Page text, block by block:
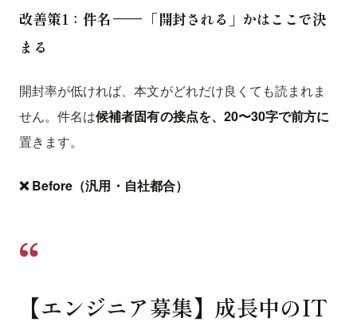
改善策1：件名 —— 「開封される」かはここで決
まる
開封率が低ければ、本文がどれだけ良くても読まれま
せん。件名は候補者固有の接点を、20〜30字で前方に
置きます。
❌ Before（汎用・自社都合）
【エンジニア募集】成長中のIT